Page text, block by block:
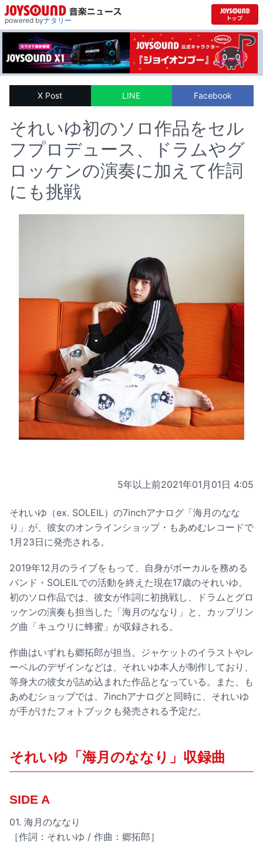
powered byナタリー
X Post LINE Facebook
それいゆ初のソロ作品をセル
フプロデュース、ドラムやグ
ロッケンの演奏に加えて作詞
にも挑戦
5年以上前2021年01月01日 4:05
それいゆ（ex. SOLEIL）の7inchアナログ「海月のなな
り」が、彼女のオンラインショップ・もあめむレコードで
1月23日に発売される。
2019年12月のライブをもって、自身がボーカルを務める
バンド・SOLEILでの活動を終えた現在17歳のそれいゆ。
初のソロ作品では、彼女が作詞に初挑戦し、ドラムとグロ
ッケンの演奏も担当した「海月のななり」と、カップリン
グ曲「キュウリに蜂蜜」が収録される。
作曲はいずれも郷拓郎が担当。ジャケットのイラストやレ
ーベルのデザインなどは、それいゆ本人が制作しており、
等身大の彼女が詰め込まれた作品となっている。また、も
あめむショップでは、7inchアナログと同時に、それいゆ
が手がけたフォトブックも発売される予定だ。
それいゆ「海月のななり」収録曲
SIDE A
01. 海月のななり
［作詞：それいゆ / 作曲：郷拓郎］